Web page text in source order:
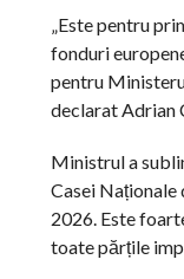
„Este pentru
fonduri
pentru
declarat Adrian
Ministrul a
Casei Naționale
2026. Este
toate părțile